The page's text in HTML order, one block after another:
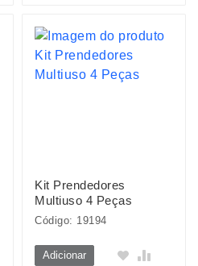
Kit Prendedores
Multiuso 4 Peças
Código: 19194
Adicionar